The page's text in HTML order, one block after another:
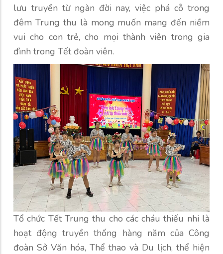
lưu truyền từ ngàn đời nay, việc phá cỗ trong
đêm Trung thu là mong muốn mang đến niềm
vui cho con trẻ, cho mọi thành viên trong gia
đình trong Tết đoàn viên.
Tổ chức Tết Trung thu cho các cháu thiếu nhi là
hoạt động truyền thống hàng năm của Công
đoàn Sở Văn hóa, Thể thao và Du lịch, thể hiện